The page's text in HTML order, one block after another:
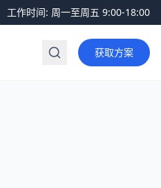
工作时间: 周一至周五 9:00-18:00
获取方案